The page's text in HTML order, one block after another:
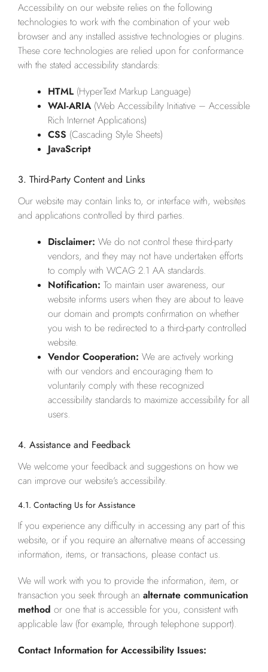
Accessibility on our website relies on the following
technologies to work with the combination of your web
browser and any installed assistive technologies or plugins.
These core technologies are relied upon for conformance
with the stated accessibility standards:
HTML (HyperText Markup Language)
WAI-ARIA(Web Accessibility Initiative – Accessible
Rich Internet Applications)
CSS (Cascading Style Sheets)
JavaScript
3. Third-Party Content and Links
Our website may contain links to, or interface with, websites
and applications controlled by third parties.
Disclaimer: We do not control these third-party
vendors, and they may not have undertaken efforts
to comply with WCAG 2.1 AA standards.
Notification: To maintain user awareness, our
website informs users when they are about to leave
our domain and prompts confirmation on whether
you wish to be redirected to a third-party controlled
website.
Vendor Cooperation: We are actively working
with our vendors and encouraging them to
voluntarily comply with these recognized
accessibility standards to maximize accessibility for all
users.
4. Assistance and Feedback
We welcome your feedback and suggestions on how we
can improve our website’s accessibility.
4.1. Contacting Us for Assistance
If you experience any difficulty in accessing any part of this
website, or if you require an alternative means of accessing
information, items, or transactions, please contact us.
We will work with you to provide the information, item, or
transaction you seek through an alternate communication
method or one that is accessible for you, consistent with
applicable law (for example, through telephone support).
Contact Information for Accessibility Issues: